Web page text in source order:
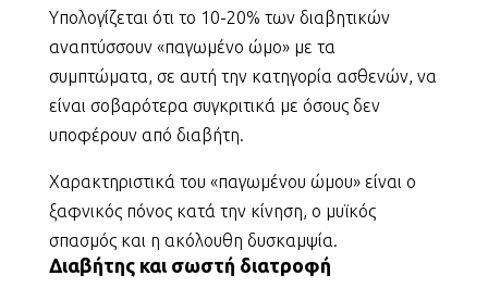
Υπολογίζεται ότι το 10-20% των διαβητικών
αναπτύσσουν «παγωμένο ώμο» με τα
συμπτώματα, σε αυτή την κατηγορία ασθενών, να
είναι σοβαρότερα συγκριτικά με όσους δεν
υποφέρουν από διαβήτη.
Χαρακτηριστικά του «παγωμένου ώμου» είναι ο
ξαφνικός πόνος κατά την κίνηση, ο μυϊκός
σπασμός και η ακόλουθη δυσκαμψία.
Διαβήτης και σωστή διατροφή